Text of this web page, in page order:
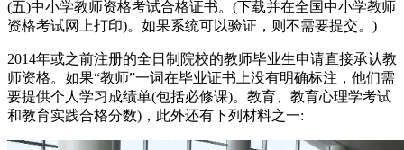
(五)中小学教师资格考试合格证书。(下载并在全国中小学教师
资格考试网上打印)。如果系统可以验证，则不需要提交。)
2014年或之前注册的全日制院校的教师毕业生申请直接承认教
师资格。如果“教师”一词在毕业证书上没有明确标注，他们需
要提供个人学习成绩单(包括必修课)。教育、教育心理学考试
和教育实践合格分数)，此外还有下列材料之一: